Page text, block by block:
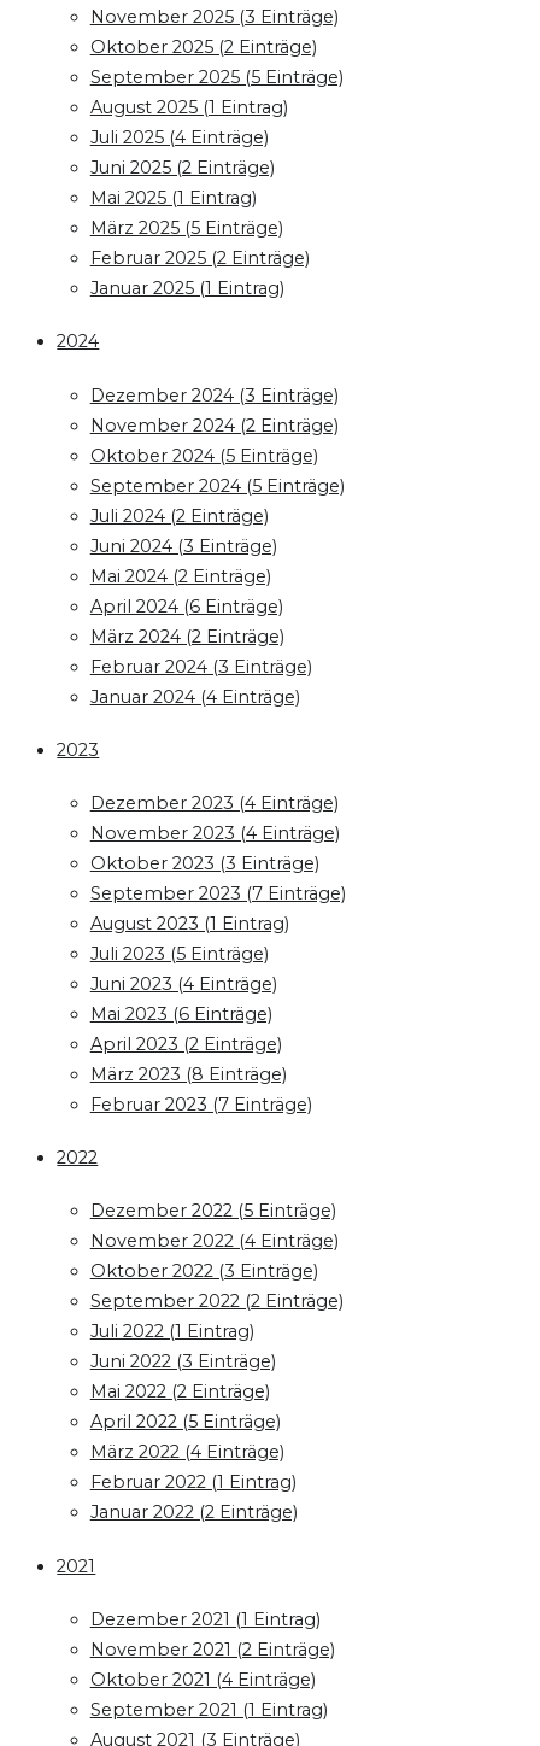
November 2025 (3 Einträge)
Oktober 2025 (2 Einträge)
September 2025 (5 Einträge)
August 2025 (1 Eintrag)
Juli 2025 (4 Einträge)
Juni 2025 (2 Einträge)
Mai 2025 (1 Eintrag)
März 2025 (5 Einträge)
Februar 2025 (2 Einträge)
Januar 2025 (1 Eintrag)
2024
Dezember 2024 (3 Einträge)
November 2024 (2 Einträge)
Oktober 2024 (5 Einträge)
September 2024 (5 Einträge)
Juli 2024 (2 Einträge)
Juni 2024 (3 Einträge)
Mai 2024 (2 Einträge)
April 2024 (6 Einträge)
März 2024 (2 Einträge)
Februar 2024 (3 Einträge)
Januar 2024 (4 Einträge)
2023
Dezember 2023 (4 Einträge)
November 2023 (4 Einträge)
Oktober 2023 (3 Einträge)
September 2023 (7 Einträge)
August 2023 (1 Eintrag)
Juli 2023 (5 Einträge)
Juni 2023 (4 Einträge)
Mai 2023 (6 Einträge)
April 2023 (2 Einträge)
März 2023 (8 Einträge)
Februar 2023 (7 Einträge)
2022
Dezember 2022 (5 Einträge)
November 2022 (4 Einträge)
Oktober 2022 (3 Einträge)
September 2022 (2 Einträge)
Juli 2022 (1 Eintrag)
Juni 2022 (3 Einträge)
Mai 2022 (2 Einträge)
April 2022 (5 Einträge)
März 2022 (4 Einträge)
Februar 2022 (1 Eintrag)
Januar 2022 (2 Einträge)
2021
Dezember 2021 (1 Eintrag)
November 2021 (2 Einträge)
Oktober 2021 (4 Einträge)
September 2021 (1 Eintrag)
August 2021 (3 Einträge)